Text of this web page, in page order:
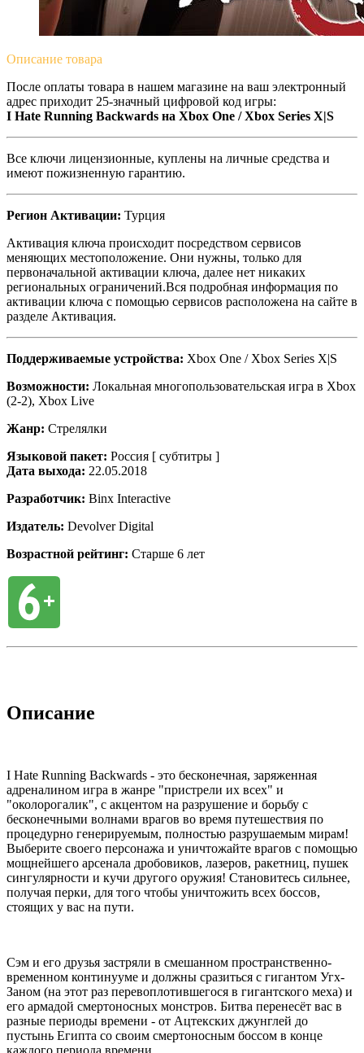
Описание товара
После оплаты товара в нашем магазине на ваш электронный
адрес приходит 25-значный цифровой код игры:
I Hate Running Backwards на Xbox One / Xbox Series X|S
Все ключи лицензионные, куплены на личные средства и
имеют пожизненную гарантию.
Регион Активации: Турция
Активация ключа происходит посредством сервисов
меняющих местоположение. Они нужны, только для
первоначальной активации ключа, далее нет никаких
региональных ограничений.Вся подробная информация по
активации ключа с помощью сервисов расположена на сайте в
разделе Активация.
Поддерживаемые устройства: Xbox One / Xbox Series X|S
Возможности: Локальная многопользовательская игра в Xbox
(2-2), Xbox Live
Жанр: Стрелялки
Языковой пакет: Россия [ субтитры ]
Дата выхода: 22.05.2018
Разработчик: Binx Interactive
Издатель: Devolver Digital
Возрастной рейтинг: Старше 6 лет
Описание
I Hate Running Backwards - это бесконечная, заряженная
адреналином игра в жанре "пристрели их всех" и
"околорогалик", с акцентом на разрушение и борьбу с
бесконечными волнами врагов во время путешествия по
процедурно генерируемым, полностью разрушаемым мирам!
Выберите своего персонажа и уничтожайте врагов с помощью
мощнейшего арсенала дробовиков, лазеров, ракетниц, пушек
сингулярности и кучи другого оружия! Становитесь сильнее,
получая перки, для того чтобы уничтожить всех боссов,
стоящих у вас на пути.
Сэм и его друзья застряли в смешанном пространственно-
временном континууме и должны сразиться с гигантом Угх-
Заном (на этот раз перевоплотившегося в гигантского меха) и
его армадой смертоносных монстров. Битва перенесёт вас в
разные периоды времени - от Ацтекских джунглей до
пустынь Египта со своим смертоносным боссом в конце
каждого периода времени.